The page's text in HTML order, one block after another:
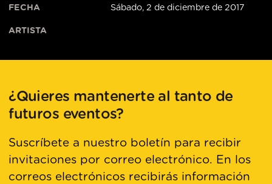
FECHA Sábado, 2 de diciembre de 2017
ARTISTA
¿Quieres mantenerte al tanto de
futuros eventos?
Suscríbete a nuestro boletín para recibir
invitaciones por correo electrónico. En los
correos electrónicos recibirás información